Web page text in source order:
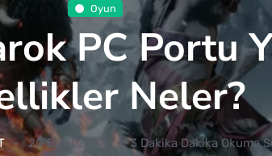
Oyun
PC Portu
Neler?
20 Eylül 2024 3 Dakika Dakika Okuma